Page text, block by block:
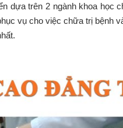
dựa trên 2 ngành khoa học
vụ cho việc chữa trị bệnh